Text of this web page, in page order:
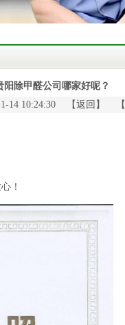
阳除甲醛公司哪家好呢？
14 10:24:30 【返回 】 【
！